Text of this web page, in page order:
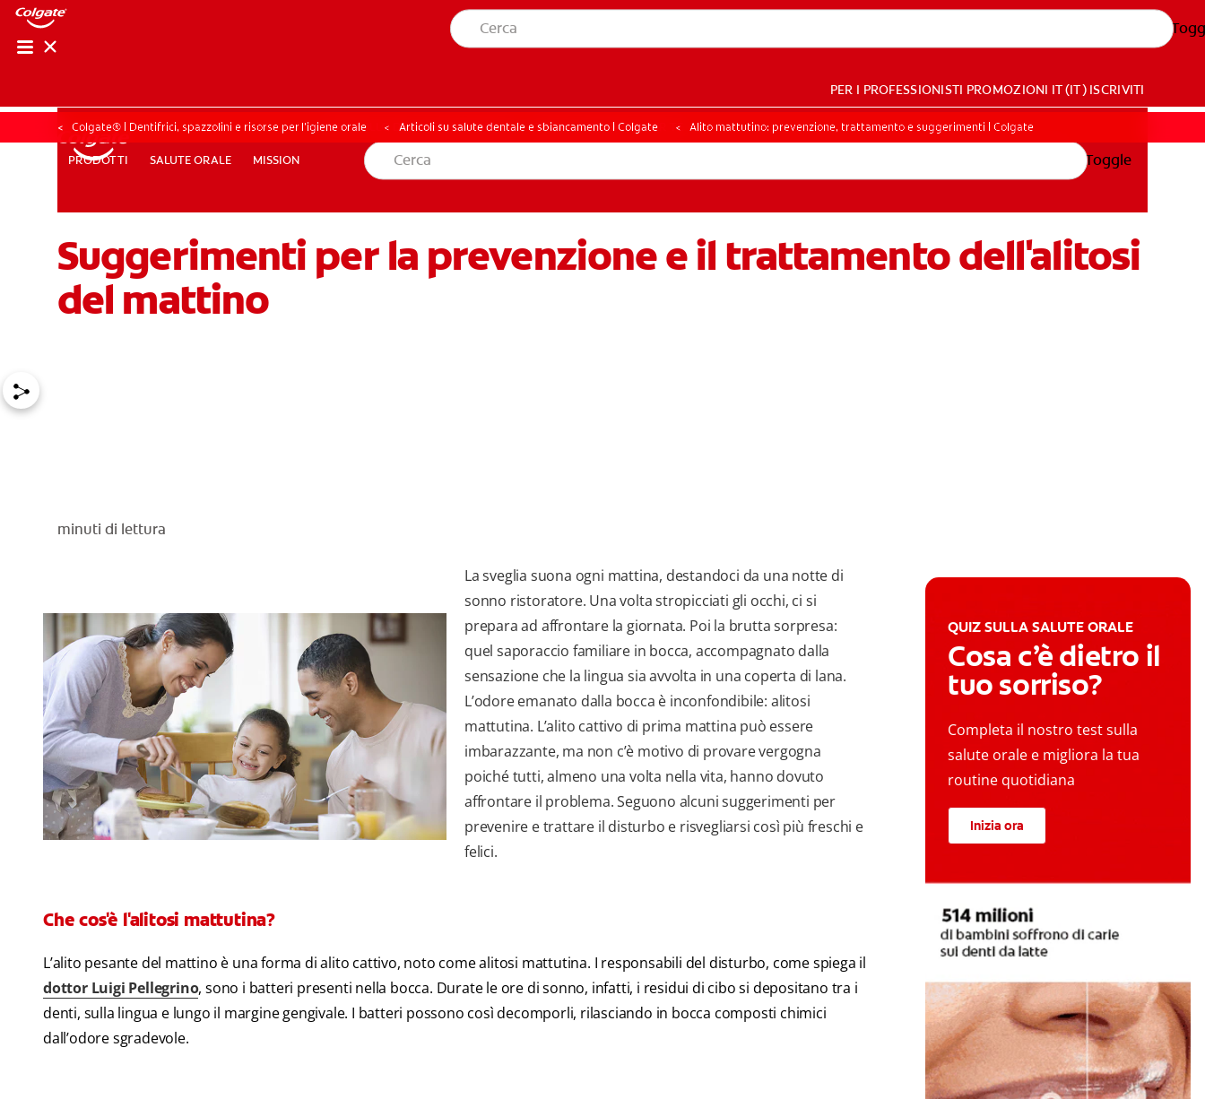
PRODOTTI SALUTE ORALE MISSION
PER I PROFESSIONISTI PROMOZIONI IT (IT) ISCRIVITI
PER I PROFESSIONISTI PROMOZIONI IT (IT) ISCRIVITI
PRODOTTI SALUTE ORALE MISSION
CONTROLLO DELLA SALUTE ORALE TROVA I PRODOTTI PER TE
Toggle
Colgate® | Dentifrici, spazzolini e risorse per l’igiene orale Articoli su salute dentale e sbiancamento | Colgate Alito mattutino: prevenzione, trattamento e suggerimenti | Colgate
Suggerimenti per la prevenzione e il trattamento dell'alitosi
del mattino
minuti di lettura
La sveglia suona ogni mattina, destandoci da una notte di
sonno ristoratore. Una volta stropicciati gli occhi, ci si
prepara ad affrontare la giornata. Poi la brutta sorpresa:
quel saporaccio familiare in bocca, accompagnato dalla
sensazione che la lingua sia avvolta in una coperta di lana.
L’odore emanato dalla bocca è inconfondibile: alitosi
mattutina. L’alito cattivo di prima mattina può essere
imbarazzante, ma non c’è motivo di provare vergogna
poiché tutti, almeno una volta nella vita, hanno dovuto
affrontare il problema. Seguono alcuni suggerimenti per
prevenire e trattare il disturbo e risvegliarsi così più freschi e
felici.
Che cos'è l'alitosi mattutina?
L’alito pesante del mattino è una forma di alito cattivo, noto come alitosi mattutina. I responsabili del disturbo, come spiega il
dottor Luigi Pellegrino, sono i batteri presenti nella bocca. Durate le ore di sonno, infatti, i residui di cibo si depositano tra i
denti, sulla lingua e lungo il margine gengivale. I batteri possono così decomporli, rilasciando in bocca composti chimici
dall’odore sgradevole.
QUIZ SULLA SALUTE ORALE
Cosa c’è dietro il
tuo sorriso?
Completa il nostro test sulla
salute orale e migliora la tua
routine quotidiana
Inizia ora